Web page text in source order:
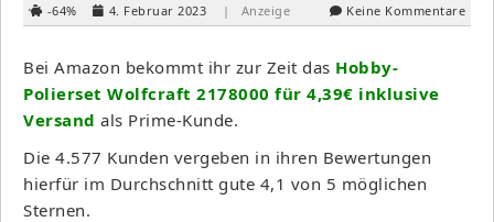
-64% 4. Februar 2023 | Anzeige Keine Kommentare
Bei Amazon bekommt ihr zur Zeit das Hobby-
Polierset Wolfcraft 2178000 für 4,39€ inklusive
Versand als Prime-Kunde.
Die 4.577 Kunden vergeben in ihren Bewertungen
hierfür im Durchschnitt gute 4,1 von 5 möglichen
Sternen.